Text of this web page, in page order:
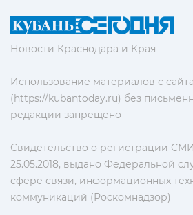
Новости Краснодара и Края
Использование материалов с
(https://kubantoday.ru) без
редакции запрещено
Свидетельство о регистрации
25.05.2018, выдано Федеральной
сфере связи, информационных
коммуникаций (Роскомнадзор)